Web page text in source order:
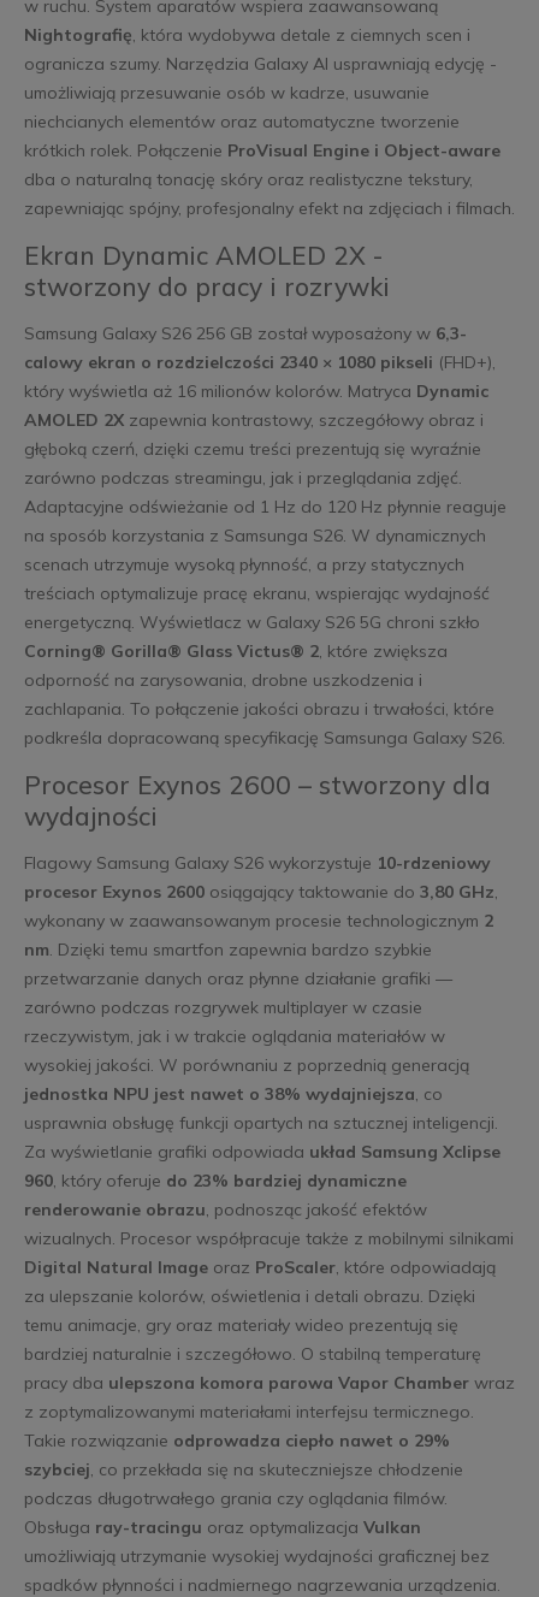
w ruchu. System aparatów wspiera zaawansowaną
Nightografię, która wydobywa detale z ciemnych scen i
ogranicza szumy. Narzędzia Galaxy AI usprawniają edycję -
umożliwiają przesuwanie osób w kadrze, usuwanie
niechcianych elementów oraz automatyczne tworzenie
krótkich rolek. Połączenie ProVisual Engine i Object-aware
dba o naturalną tonację skóry oraz realistyczne tekstury,
zapewniając spójny, profesjonalny efekt na zdjęciach i filmach.
Ekran Dynamic AMOLED 2X -
stworzony do pracy i rozrywki
Samsung Galaxy S26 256 GB został wyposażony w6,3-
calowy ekran o rozdzielczości 2340 × 1080 pikseli (FHD+),
który wyświetla aż 16 milionów kolorów. Matryca Dynamic
AMOLED 2Xzapewnia kontrastowy, szczegółowy obraz i
głęboką czerń, dzięki czemu treści prezentują się wyraźnie
zarówno podczas streamingu, jak i przeglądania zdjęć.
Adaptacyjne odświeżanie od 1 Hz do 120 Hz płynnie reaguje
na sposób korzystania z Samsunga S26. W dynamicznych
scenach utrzymuje wysoką płynność, a przy statycznych
treściach optymalizuje pracę ekranu, wspierając wydajność
energetyczną. Wyświetlacz w Galaxy S26 5G chroni szkło
Corning® Gorilla® Glass Victus® 2, które zwiększa
odporność na zarysowania, drobne uszkodzenia i
zachlapania. To połączenie jakości obrazu i trwałości, które
podkreśla dopracowaną specyfikację Samsunga Galaxy S26.
Procesor Exynos 2600 – stworzony dla
wydajności
Flagowy Samsung Galaxy S26 wykorzystuje 10-rdzeniowy
procesor Exynos 2600osiągający taktowanie do 3,80 GHz,
wykonany w zaawansowanym procesie technologicznym 2
nm. Dzięki temu smartfon zapewnia bardzo szybkie
przetwarzanie danych oraz płynne działanie grafiki —
zarówno podczas rozgrywek multiplayer w czasie
rzeczywistym, jak i w trakcie oglądania materiałów w
wysokiej jakości. W porównaniu z poprzednią generacją
jednostka NPU jest nawet o 38% wydajniejsza, co
usprawnia obsługę funkcji opartych na sztucznej inteligencji.
Za wyświetlanie grafiki odpowiada układ Samsung Xclipse
960, który oferuje do 23% bardziej dynamiczne
renderowanie obrazu, podnosząc jakość efektów
wizualnych. Procesor współpracuje także z mobilnymi silnikami
Digital Natural Imageoraz ProScaler, które odpowiadają
za ulepszanie kolorów, oświetlenia i detali obrazu. Dzięki
temu animacje, gry oraz materiały wideo prezentują się
bardziej naturalnie i szczegółowo. O stabilną temperaturę
pracy dba ulepszona komora parowa Vapor Chamberwraz
z zoptymalizowanymi materiałami interfejsu termicznego.
Takie rozwiązanie odprowadza ciepło nawet o 29%
szybciej, co przekłada się na skuteczniejsze chłodzenie
podczas długotrwałego grania czy oglądania filmów.
Obsługa ray-tracingu oraz optymalizacja Vulkan
umożliwiają utrzymanie wysokiej wydajności graficznej bez
spadków płynności i nadmiernego nagrzewania urządzenia.